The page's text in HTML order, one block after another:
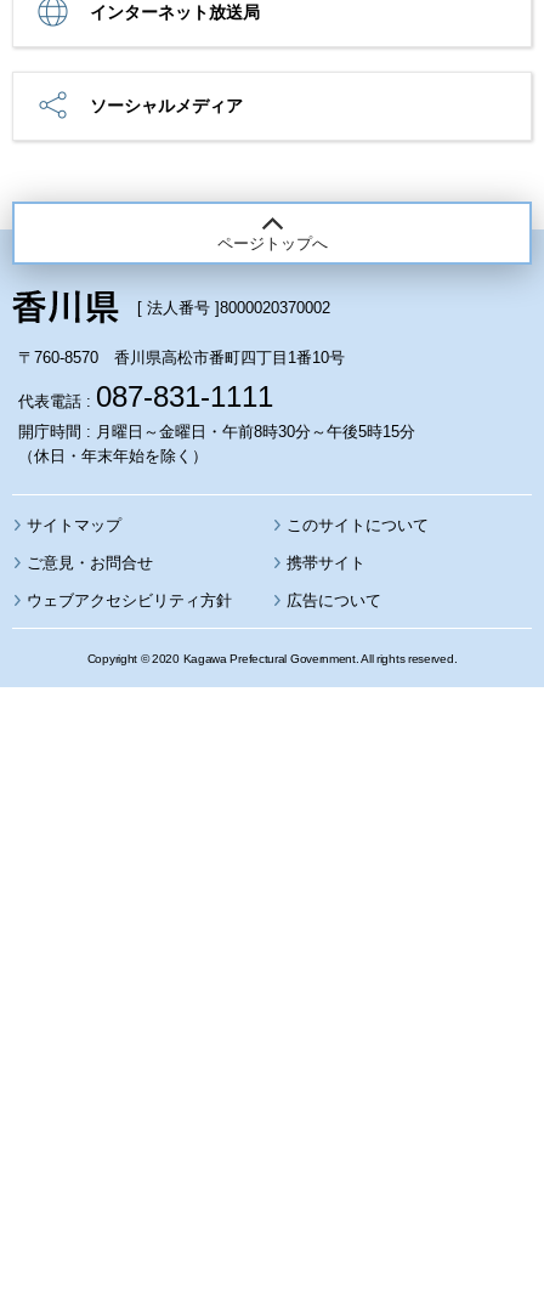
インターネット放送局
ソーシャルメディア
ページトップへ
[ 法人番号 ]8000020370002
〒760-8570 香川県高松市番町四丁目1番10号
代表電話 : 087-831-1111
開庁時間 : 月曜日～金曜日・午前8時30分～午後5時15分
（休日・年末年始を除く）
サイトマップ このサイトについて
携帯サイト
ウェブアクセシビリティ方針 広告について
Copyright © 2020 Kagawa Prefectural Government. All rights reserved.